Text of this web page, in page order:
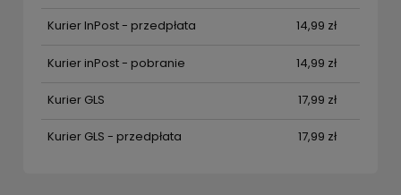
Kurier InPost - przedpłata 14,99 zł
Kurier inPost - pobranie 14,99 zł
Kurier GLS 17,99 zł
Kurier GLS - przedpłata 17,99 zł